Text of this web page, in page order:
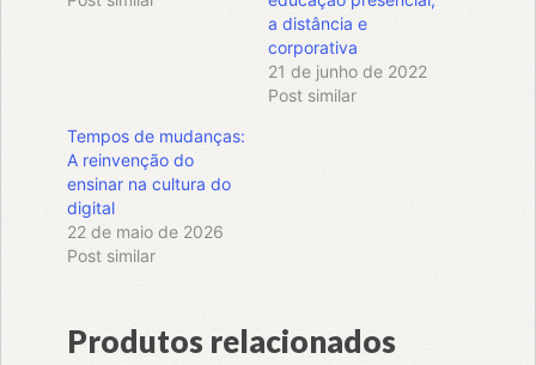
a distância e
corporativa
21 de junho de 2022
Post similar
Tempos de mudanças:
A reinvenção do
ensinar na cultura do
digital
22 de maio de 2026
Post similar
Produtos relacionados